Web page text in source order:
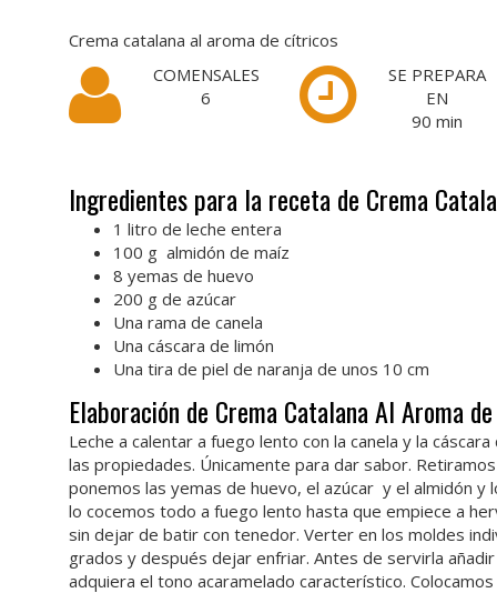
Crema catalana al aroma de cítricos
COMENSALES
6
SE PREPARA
EN
90 min
Ingredientes para la receta de Crema
1 litro de leche entera
100 g almidón de maíz
8 yemas de huevo
200 g de azúcar
Una rama de canela
Una cáscara de limón
Una tira de piel de naranja de unos 10 cm
Elaboración de Crema Catalana Al Aroma
Leche a calentar a fuego lento con la canela y la
las propiedades. Únicamente para dar sabor.
ponemos las yemas de huevo, el azúcar y el almidón
lo cocemos todo a fuego lento hasta que empiece a
sin dejar de batir con tenedor. Verter en los moldes
grados y después dejar enfriar. Antes de servirla
adquiera el tono acaramelado característico.